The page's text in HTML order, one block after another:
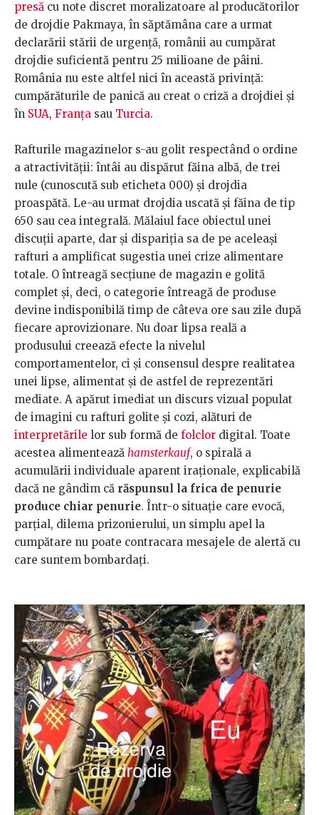
presă cu note discret moralizatoare al producătorilor
de drojdie Pakmaya, în săptămâna care a urmat
declarării stării de urgență, românii au cumpărat
drojdie suficientă pentru 25 milioane de pâini.
România nu este altfel nici în această privință:
cumpărăturile de panică au creat o criză a drojdiei și
în SUA, Franța sau Turcia.
Rafturile magazinelor s-au golit respectând o ordine
a atractivității: întâi au dispărut făina albă, de trei
nule (cunoscută sub eticheta 000) și drojdia
proaspătă. Le-au urmat drojdia uscată și făina de tip
650 sau cea integrală. Mălaiul face obiectul unei
discuții aparte, dar și dispariția sa de pe aceleași
rafturi a amplificat sugestia unei crize alimentare
totale. O întreagă secțiune de magazin e golită
complet și, deci, o categorie întreagă de produse
devine indisponibilă timp de câteva ore sau zile după
fiecare aprovizionare. Nu doar lipsa reală a
produsului creează efecte la nivelul
comportamentelor, ci și consensul despre realitatea
unei lipse, alimentat și de astfel de reprezentări
mediate. A apărut imediat un discurs vizual populat
de imagini cu rafturi golite și cozi, alături de
interpretările lor sub formă de folclor digital. Toate
acestea alimentează hamsterkauf, o spirală a
acumulării individuale aparent iraționale, explicabilă
dacă ne gândim că răspunsul la frica de penurie
produce chiar penurie. Într-o situație care evocă,
parțial, dilema prizonierului, un simplu apel la
cumpătare nu poate contracara mesajele de alertă cu
care suntem bombardați.